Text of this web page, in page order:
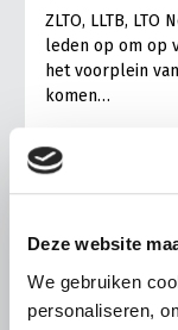
Deze website
We gebruiken
personaliseren,
ZLTO, LLTB,
leden op om op
het voorplein
komen…